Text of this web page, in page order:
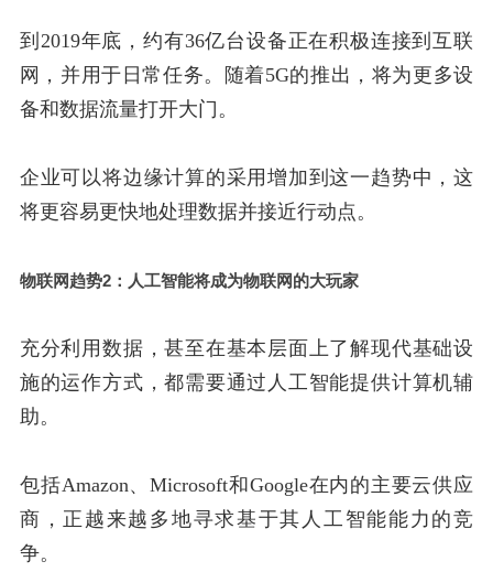
到2019年底，约有36亿台设备正在积极连接到互联
网，并用于日常任务。随着5G的推出，将为更多设
备和数据流量打开大门。
企业可以将边缘计算的采用增加到这一趋势中，这
将更容易更快地处理数据并接近行动点。
物联网趋势2：人工智能将成为物联网的大玩家
充分利用数据，甚至在基本层面上了解现代基础设
施的运作方式，都需要通过人工智能提供计算机辅
助。
包括Amazon、Microsoft和Google在内的主要云供应
商，正越来越多地寻求基于其人工智能能力的竞
争。